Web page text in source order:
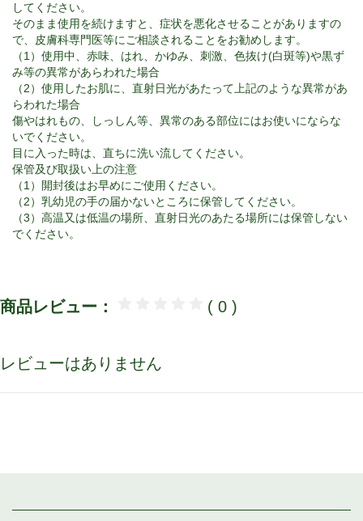
してください。
そのまま使用を続けますと、症状を悪化させることがありますの
で、皮膚科専門医等にご相談されることをお勧めします。
（1）使用中、赤味、はれ、かゆみ、刺激、色抜け(白斑等)や黒ず
み等の異常があらわれた場合
（2）使用したお肌に、直射日光があたって上記のような異常があ
らわれた場合
傷やはれもの、しっしん等、異常のある部位にはお使いにならな
いでください。
目に入った時は、直ちに洗い流してください。
保管及び取扱い上の注意
（1）開封後はお早めにご使用ください。
（2）乳幼児の手の届かないところに保管してください。
（3）高温又は低温の場所、直射日光のあたる場所には保管しない
でください。
商品レビュー： ( 0 )
レビューはありません